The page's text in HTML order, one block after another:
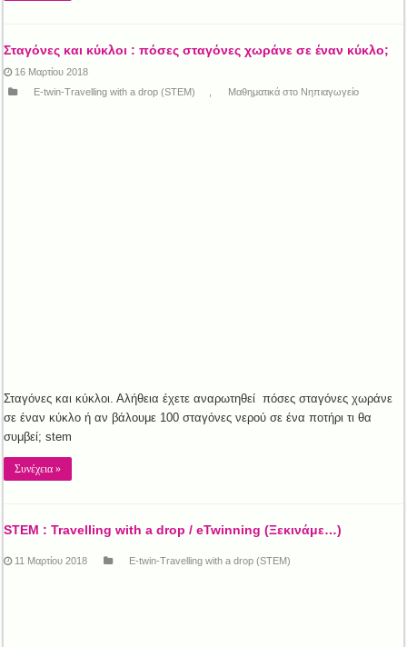
Σταγόνες και κύκλοι : πόσες σταγόνες χωράνε σε έναν κύκλο;
16 Μαρτίου 2018
E-twin-Travelling with a drop (STEM)
Μαθηματικά στο Νηπιαγωγείο
Σταγόνες και κύκλοι. Αλήθεια έχετε αναρωτηθεί πόσες σταγόνες χωράνε
σε έναν κύκλο ή αν βάλουμε 100 σταγόνες νερού σε ένα ποτήρι τι θα
συμβεί; stem
Συνέχεια »
STEM : Travelling with a drop / eTwinning (Ξεκινάμε…)
11 Μαρτίου 2018 E-twin-Travelling with a drop (STEM)